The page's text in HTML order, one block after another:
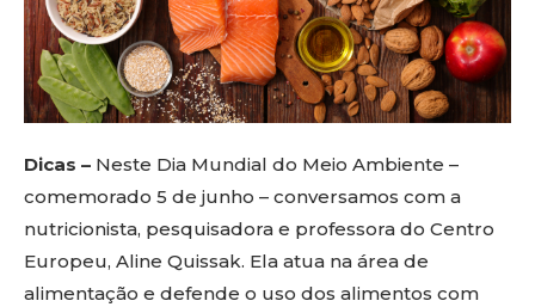
Dicas – Neste Dia Mundial do Meio Ambiente –
comemorado 5 de junho – conversamos com a
nutricionista, pesquisadora e professora do Centro
Europeu, Aline Quissak. Ela atua na área de
alimentação e defende o uso dos alimentos com